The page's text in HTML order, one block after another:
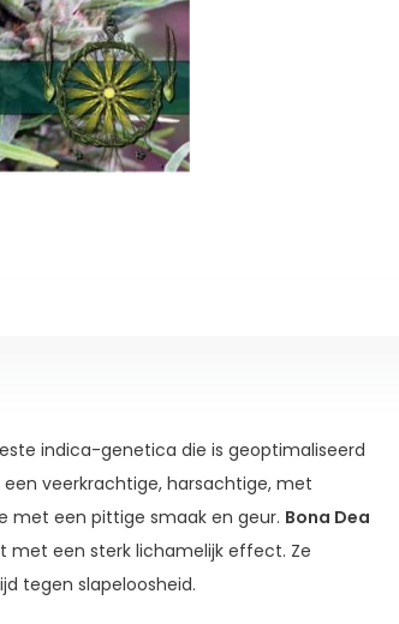
indica-genetica die is geoptimaliseerd
veerkrachtige, harsachtige, met
met een pittige smaak en geur. Bona Dea
een sterk lichamelijk effect. Ze
tegen slapeloosheid.